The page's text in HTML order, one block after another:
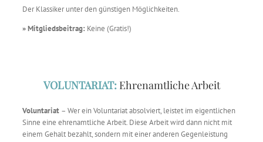
Der Klassiker unter den günstigen Möglichkeiten.
» Mitgliedsbeitrag: Keine (Gratis!)
VOLUNTARIAT:Ehrenamtliche Arbeit
Voluntariat – Wer ein Voluntariat absolviert, leistet im eigentlichen
Sinne eine ehrenamtliche Arbeit. Diese Arbeit wird dann nicht mit
einem Gehalt bezahlt, sondern mit einer anderen Gegenleistung